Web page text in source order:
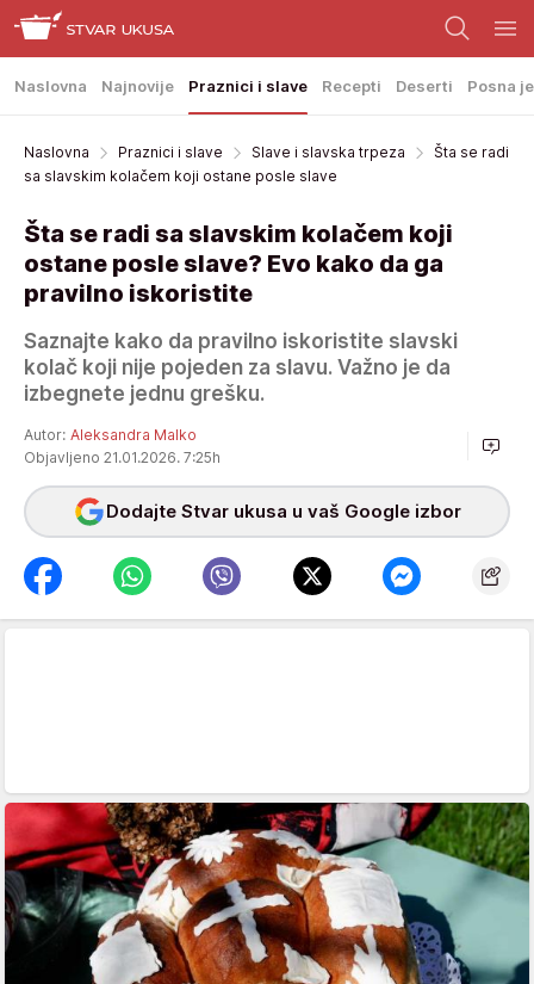
Naslovna Najnovije Praznici i slave Recepti Deserti Posna
Naslovna Praznici i slave Slave i slavska trpeza
Šta se radi
sa slavskim kolačem koji ostane posle slave
Šta se radi sa slavskim kolačem koji
ostane posle slave? Evo kako da ga
pravilno iskoristite
Saznajte kako da pravilno iskoristite slavski
kolač koji nije pojeden za slavu. Važno je da
izbegnete jednu grešku.
Autor: Aleksandra Malko
Objavljeno 21.01.2026. 7:25h
Dodajte Stvar ukusa u vaš Google izbor